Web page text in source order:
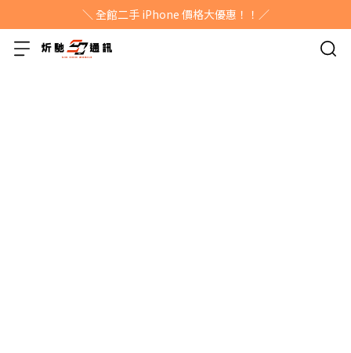
＼ 全館二手 iPhone 價格大優惠！！／